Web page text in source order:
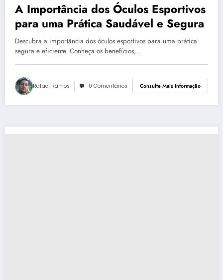
A Importância dos Óculos Esportivos
para uma Prática Saudável e Segura
Descubra a importância dos óculos esportivos para uma prática
segura e eficiente. Conheça os benefícios,…
Rafael Ramos 0 Comentários Consulte Mais Informação